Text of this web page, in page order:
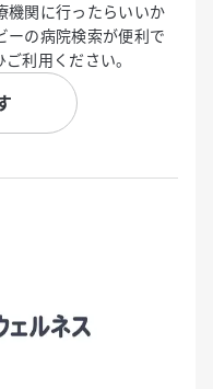
機関に行ったらいいか
ーの病院検索が便利で
利用ください。